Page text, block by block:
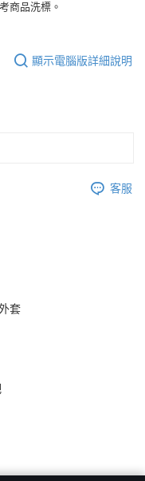
商品洗標。
顯示電腦版詳細說明
客服
套